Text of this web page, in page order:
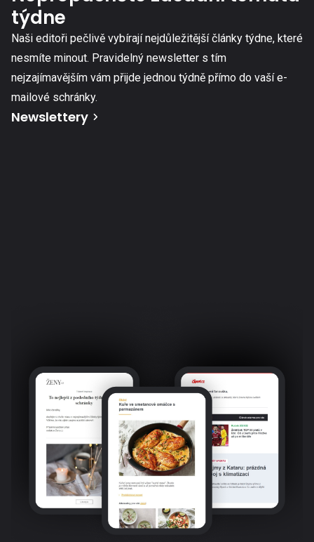
týdne
Naši editoři pečlivě vybírají nejdůležitější články týdne, které
nesmíte minout. Pravidelný newsletter s tím
nejzajímavějším vám přijde jednou týdně přímo do vaší e-
mailové schránky.
Newslettery